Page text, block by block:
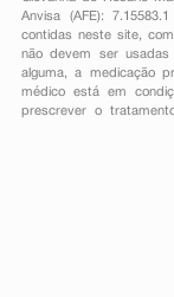
Anvisa (AFE):
contidas neste site,
não devem ser
alguma, a medicação
médico está em
prescrever o